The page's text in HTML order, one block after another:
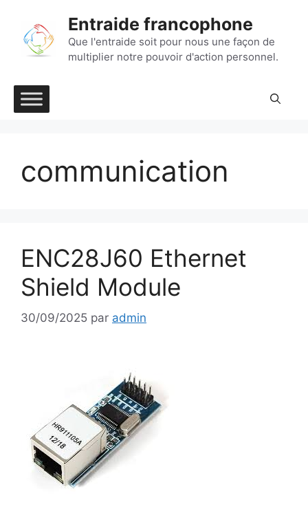
contenu
Entraide francophone
Que l'entraide soit pour nous une façon de
multiplier notre pouvoir d'action personnel.
communication
ENC28J60 Ethernet
Shield Module
30/09/2025 par admin